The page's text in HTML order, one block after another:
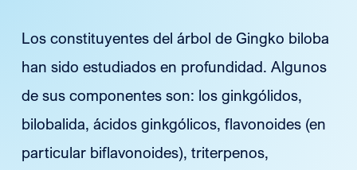
Los constituyentes del árbol de Gingko biloba
han sido estudiados en profundidad. Algunos
de sus componentes son: los ginkgólidos,
bilobalida, ácidos ginkgólicos, flavonoides (en
particular biflavonoides), triterpenos,